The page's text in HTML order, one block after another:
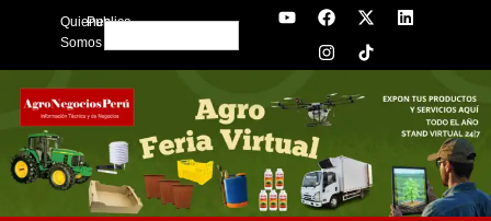
Quienes
Somos
Publica
Search
Y
o
b
e
F
a
c
e
o
o
k
X
-
t
w
t
L
i
d
n
I
n
s
t
g
r
a